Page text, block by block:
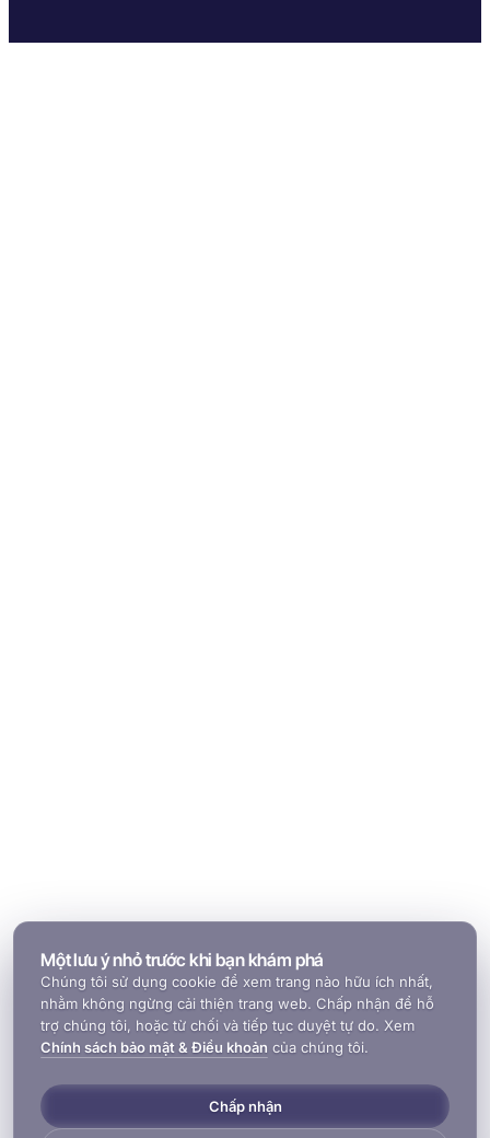
Một lưu ý nhỏ trước khi bạn khám phá
Chúng tôi sử dụng cookie để xem trang nào hữu ích nhất,
nhằm không ngừng cải thiện trang web. Chấp nhận để hỗ
trợ chúng tôi, hoặc từ chối và tiếp tục duyệt tự do. Xem
Chính sách bảo mật & Điều khoản của chúng tôi.
Chấp nhận